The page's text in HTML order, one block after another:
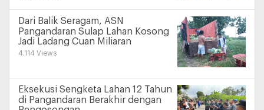
Dari Balik Seragam, ASN
Pangandaran Sulap Lahan Kosong
Jadi Ladang Cuan Miliaran
4.114 Views
Eksekusi Sengketa Lahan 12 Tahun
di Pangandaran Berakhir dengan